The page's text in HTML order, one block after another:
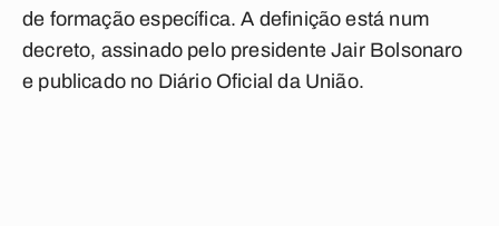
de formação específica. A definição está num
decreto, assinado pelo presidente Jair Bolsonaro
e publicado no Diário Oficial da União.